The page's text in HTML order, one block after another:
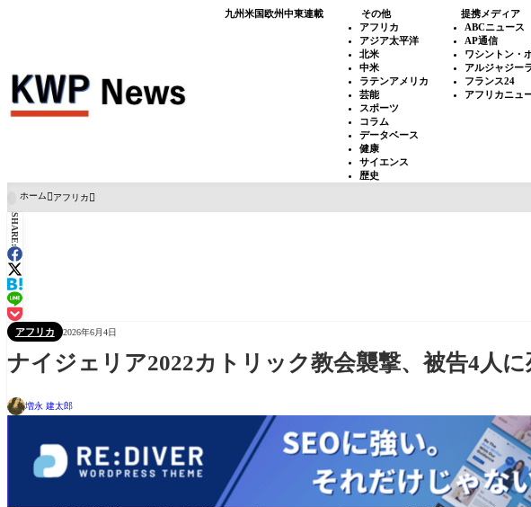
九州米国欧州中東連載
その他
アフリカ
アジア太平洋
北米
中米
ラテンアメリカ
芸能
スポーツ
コラム
データベース
健康
サイエンス
歴史
提携メディア
ABCニュース
AP通信
ワシントン・
アルジャジー
フランス24
アフリカニュ
ホーム アフリカ
SHARE:
アフリカ 2026年6月4日
ナイジェリア2022カトリック教会襲撃、被告4人
増永 建太郎